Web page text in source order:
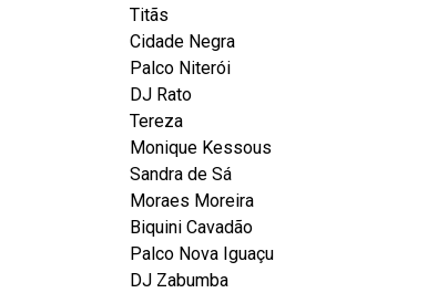
Titãs
Cidade Negra
Palco Niterói
DJ Rato
Tereza
Monique Kessous
Sandra de Sá
Moraes Moreira
Biquini Cavadão
Palco Nova Iguaçu
DJ Zabumba